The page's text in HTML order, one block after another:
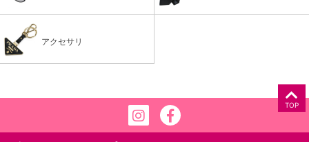
アクセサリ
TOP